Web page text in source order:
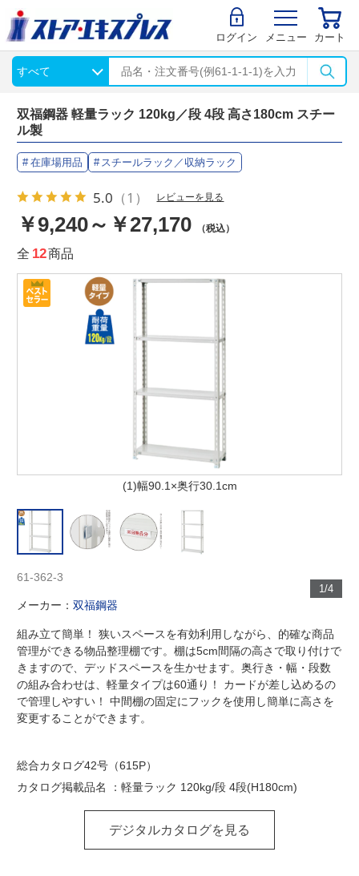
ログイン メニュー カート
双福鋼器 軽量ラック 120kg／段 4段 高さ180cm スチー
ル製
在庫場用品 スチールラック／収納ラック
5.0 （1） レビューを見る
￥9,240～￥27,170 （税込）
全 12商品
(1)幅90.1×奥行30.1cm
1/4
61-362-3
メーカー：双福鋼器
組み立て簡単！ 狭いスペースを有効利用しながら、的確な商品
管理ができる物品整理棚です。棚は5cm間隔の高さで取り付けで
きますので、デッドスペースを生かせます。奥行き・幅・段数
の組み合わせは、軽量タイプは60通り！ カードが差し込めるの
で管理しやすい！ 中間棚の固定にフックを使用し簡単に高さを
変更することができます。
総合カタログ42号（615P）
カタログ掲載品名 ：軽量ラック 120kg/段 4段(H180cm)
デジタルカタログを見る